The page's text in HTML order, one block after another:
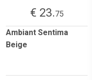
€ 23.75
Ambiant Sentima
Beige